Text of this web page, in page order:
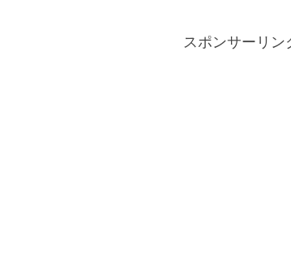
スポンサーリン